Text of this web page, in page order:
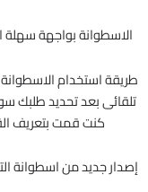
الاسطوانة بواجهة سهلة
طريقة استخدام
تلقائى بعد تحديد طلبك
كنت قمت بتعريف